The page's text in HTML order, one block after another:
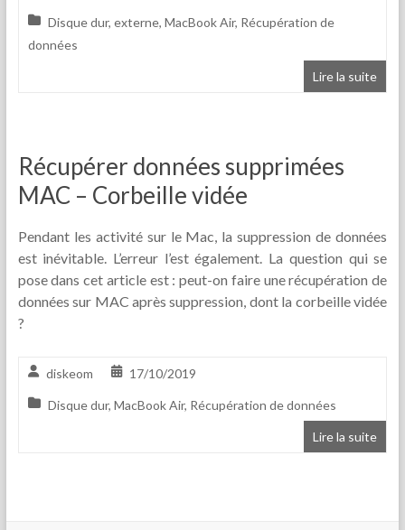
Disque dur, externe, MacBook Air, Récupération de
données
Lire la suite
Récupérer données supprimées
MAC – Corbeille vidée
Pendant les activité sur le Mac, la suppression de données
est inévitable. L’erreur l’est également. La question qui se
pose dans cet article est : peut-on faire une récupération de
données sur MAC après suppression, dont la corbeille vidée
?
diskeom 17/10/2019
Disque dur, MacBook Air, Récupération de données
Lire la suite